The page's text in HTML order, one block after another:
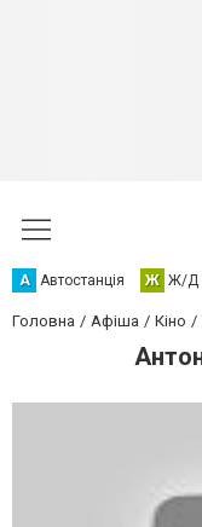
А Автостанція Ж Ж/Д
Головна Афіша Кіно